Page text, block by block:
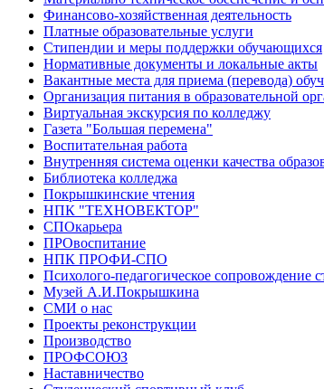
Финансово-хозяйственная деятельность
Платные образовательные услуги
Стипендии и меры поддержки обучающихся
Нормативные документы и локальные акты
Вакантные места для приема (перевода)
Организация питания в образовательной
Виртуальная экскурсия по колледжу
Газета "Большая перемена"
Воспитательная работа
Внутренняя система оценки качества
Библиотека колледжа
Покрышкинские чтения
НПК "ТЕХНОВЕКТОР"
СПОкарьера
ПРОвоспитание
НПК ПРОФИ-СПО
Психолого-педагогическое сопровождение
Музей А.И.Покрышкина
СМИ о нас
Проекты реконструкции
Производство
ПРОФСОЮЗ
Наставничество